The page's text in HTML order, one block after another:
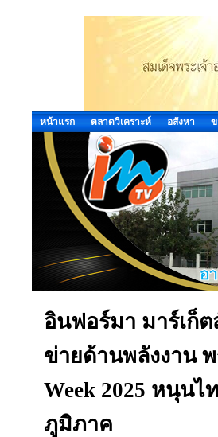
หน้าแรก ตลาดวิเคราะห์ อสังหา ข
อินฟอร์มา มาร์เก็
ข่ายด้านพลังงาน
Week 2025 หนุน
ภูมิภาค